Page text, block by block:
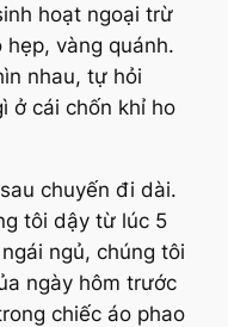
hoạt ngoại trừ
vàng quánh.
nhau, tự hỏi
ở cái chốn khỉ ho
chuyến đi dài.
tôi dậy từ lúc 5
ngủ, chúng tôi
ngày hôm trước
chiếc áo phao